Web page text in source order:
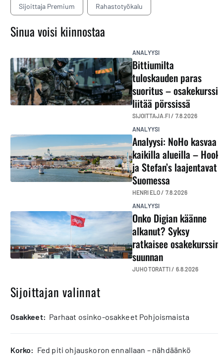
Sijoittaja Premium Rahastotyökalu
Sinua voisi kiinnostaa
ANALYYSI
Bittiumilta
tuloskauden paras
suoritus – osakekurssi
liitää pörssissä
SIJOITTAJA.FI / 7.8.2026
ANALYYSI
Analyysi: NoHo kasvaa
kaikilla alueilla – Hook
ja Stefan’s laajentavat
Suomessa
HENRI ELO / 7.8.2026
ANALYYSI
Onko Digian käänne
alkanut? Syksy
ratkaisee osakekurssin
suunnan
JUHO TORATTI / 6.8.2026
Sijoittajan valinnat
osakkeet: Parhaat osinko-osakkeet Pohjoismaista
korko: Fed piti ohjauskoron ennallaan – nähdäänkö